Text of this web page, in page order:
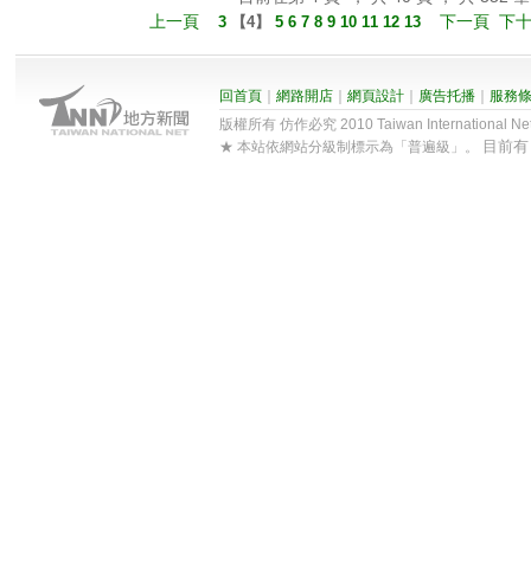
上一頁
3 【4】 5 6 7 8 9 10 11 12 13 下一頁 下
回首頁 網路開店 網頁設計 廣告托播
服務
版權所有 仿作必究 2010 Taiwan International
★ 本站依網站分級制標示為「普遍級」。
目前